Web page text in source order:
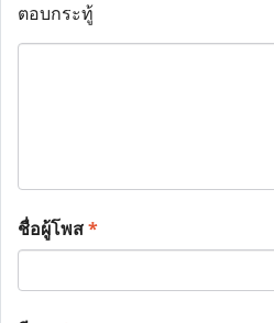
ตอบกระทู้
ชื่อผู้โพส*